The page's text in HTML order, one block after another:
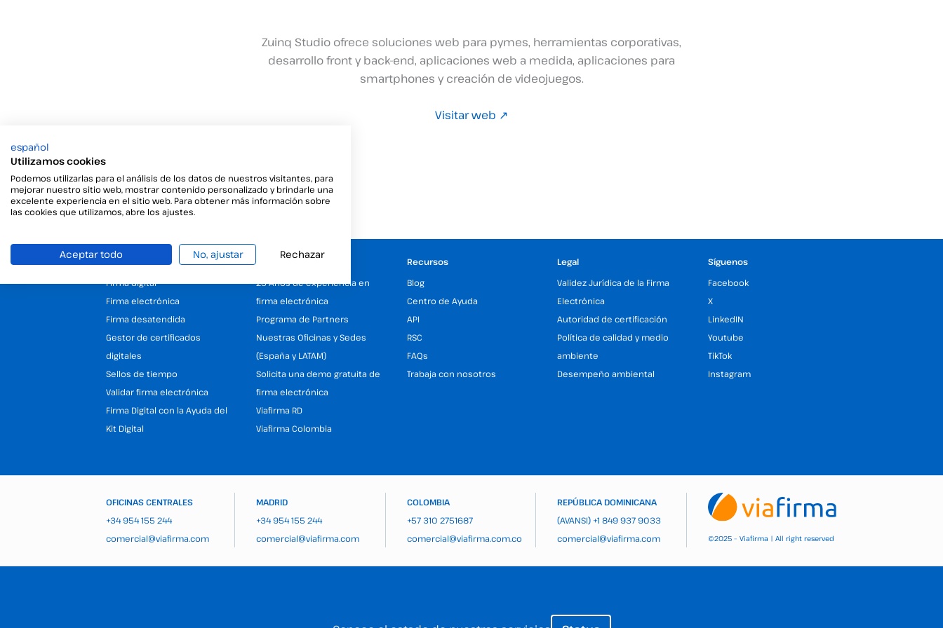
Zuinq Studio ofrece soluciones web para pymes, herramientas corporativas,
desarrollo front y back-end, aplicaciones web a medida, aplicaciones para
smartphones y creación de videojuegos.
Visitar web ↗
Productos
Firma digital
Firma electrónica
Firma desatendida
Gestor de certificados
digitales
Sellos de tiempo
Validar firma electrónica
Firma Digital con la Ayuda del
Kit Digital
Empresa
25 Años de experiencia en
firma electrónica
Programa de Partners
Nuestras Oficinas y Sedes
(España y LATAM)
Solicita una demo gratuita de
firma electrónica
Viafirma RD
Viafirma Colombia
Recursos
Blog
Centro de Ayuda
API
RSC
FAQs
Trabaja con nosotros
Legal
Validez Jurídica de la Firma
Electrónica
Autoridad de certificación
Política de calidad y medio
ambiente
Desempeño ambiental
Síguenos
Facebook
X
LinkedIN
Youtube
TikTok
Instagram
OFICINAS CENTRALES
+34 954 155 244
comercial@viafirma.com
MADRID
+34 954 155 244
comercial@viafirma.com
COLOMBIA
+57 310 2751687
comercial@viafirma.com.co
REPÚBLICA DOMINICANA
(AVANSI) +1 849 937 9033
comercial@viafirma.com
©2025 – Viafirma | All right reserved
español
Utilizamos cookies
Podemos utilizarlas para el análisis de los datos de nuestros visitantes, para
mejorar nuestro sitio web, mostrar contenido personalizado y brindarle una
excelente experiencia en el sitio web. Para obtener más información sobre
las cookies que utilizamos, abre los ajustes.
Aceptar todo No, ajustar Rechazar